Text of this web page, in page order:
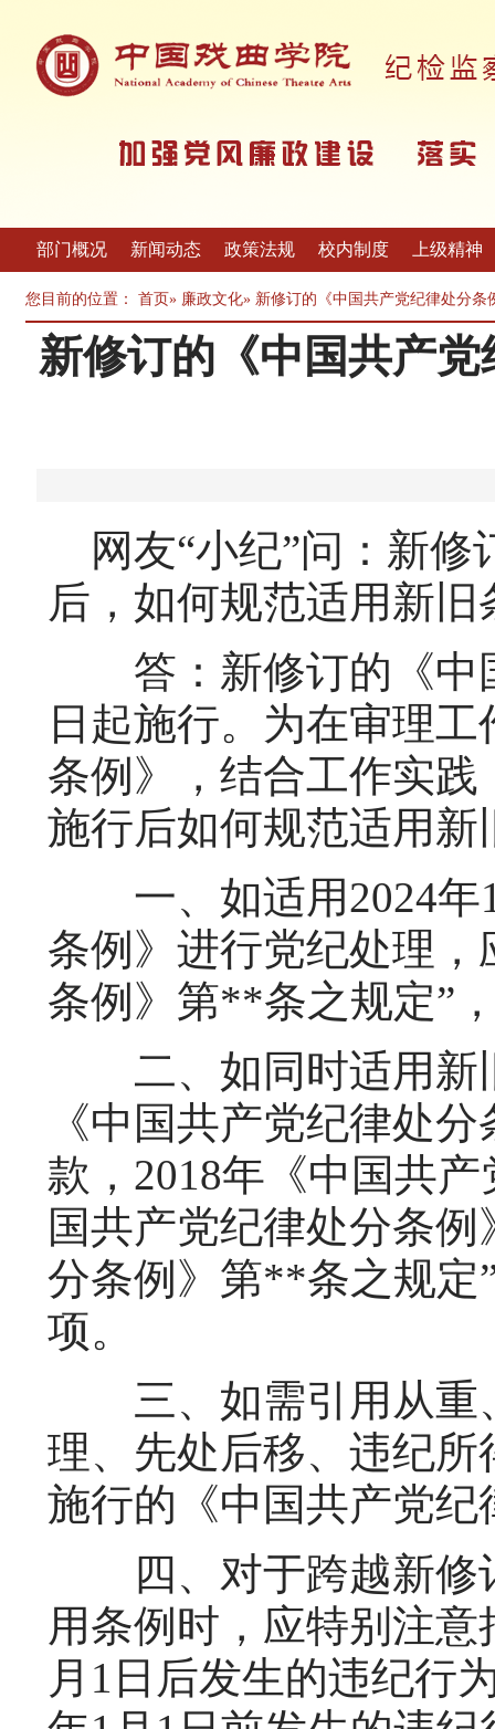
部门概况 新闻动态 政策法规 校内制度 上级精神
您目前的位置： 首页» 廉政文化» 新修订的《中国共产党纪律处分
新修订的《中国共产
网友“小纪”问：新修
后，如何规范适用新旧
答：新修订的《中
日起施行。为在审理
条例》，结合工作实
施行后如何规范适用
一、如适用2024年1
条例》进行党纪处理
条例》第**条之规定”
二、如同时适用新
《中国共产党纪律处
款，2018年《中国共
国共产党纪律处分条
分条例》第**条之规定
项。
三、如需引用从重
理、先处后移、违纪所
施行的《中国共产党
四、对于跨越新修
用条例时，应特别注
月1日后发生的违纪行